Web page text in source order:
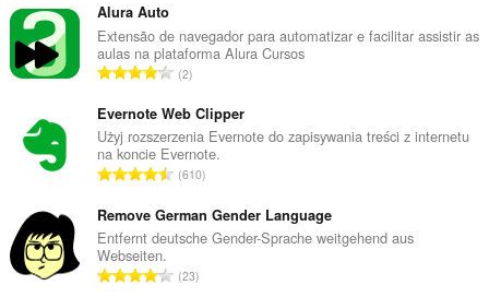
k
o
w
t
a
l
c
z
a
Alura Auto
Extensão de navegador para automatizar e facilitar assistir as
aulas na plataforma Alura Cursos
C
ł
k
o
w
t
a
l
2
Evernote Web Clipper
Użyj rozszerzenia Evernote do zapisywania treści z internetu
na koncie Evernote.
C
ł
k
w
610
Remove German Gender Language
Entfernt deutsche Gender-Sprache weitgehend aus
Webseiten.
C23